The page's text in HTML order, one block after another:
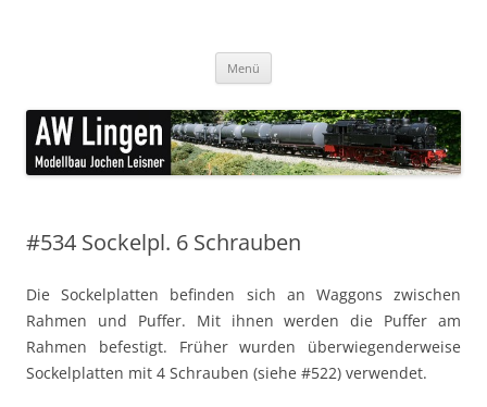
Menü
#534 Sockelpl. 6 Schrauben
Die Sockelplatten befinden sich an Waggons zwischen
Rahmen und Puffer. Mit ihnen werden die Puffer am
Rahmen befestigt. Früher wurden überwiegenderweise
Sockelplatten mit 4 Schrauben (siehe #522) verwendet.